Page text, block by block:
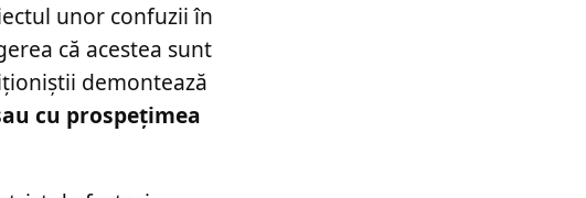
unor confuzii în
că acestea sunt
demontează
cu prospețimea